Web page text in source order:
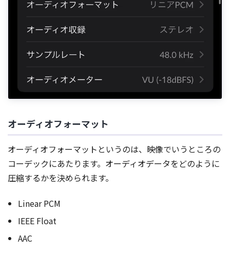
オーディオフォーマット
オーディオフォーマットというのは、映像でいうところの
コーデックにあたります。オーディオデータをどのように
圧縮するかを決められます。
Linear PCM
IEEE Float
AAC